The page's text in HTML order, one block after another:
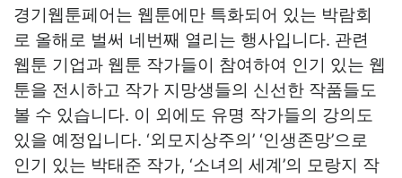
경기웹툰페어는 웹툰에만 특화되어 있는 박람회
로 올해로 벌써 네번째 열리는 행사입니다. 관련
웹툰 기업과 웹툰 작가들이 참여하여 인기 있는 웹
툰을 전시하고 작가 지망생들의 신선한 작품들도
볼 수 있습니다. 이 외에도 유명 작가들의 강의도
있을 예정입니다. ‘외모지상주의’ ‘인생존망’으로
인기 있는 박태준 작가, ‘소녀의 세계’의 모랑지 작